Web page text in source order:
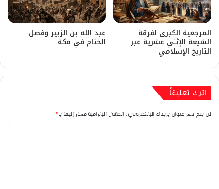
المرجعية الكبرى لفرقة
الشيعة الإثني عشرية عبر
التاريخ الإسلامي
​عبد الله بن الزبير وفصل
الختام في مكة
اترك تعليقاً
لن يتم نشر عنوان بريدك الإلكتروني. الحقول الإلزامية مشار إليها بـ*